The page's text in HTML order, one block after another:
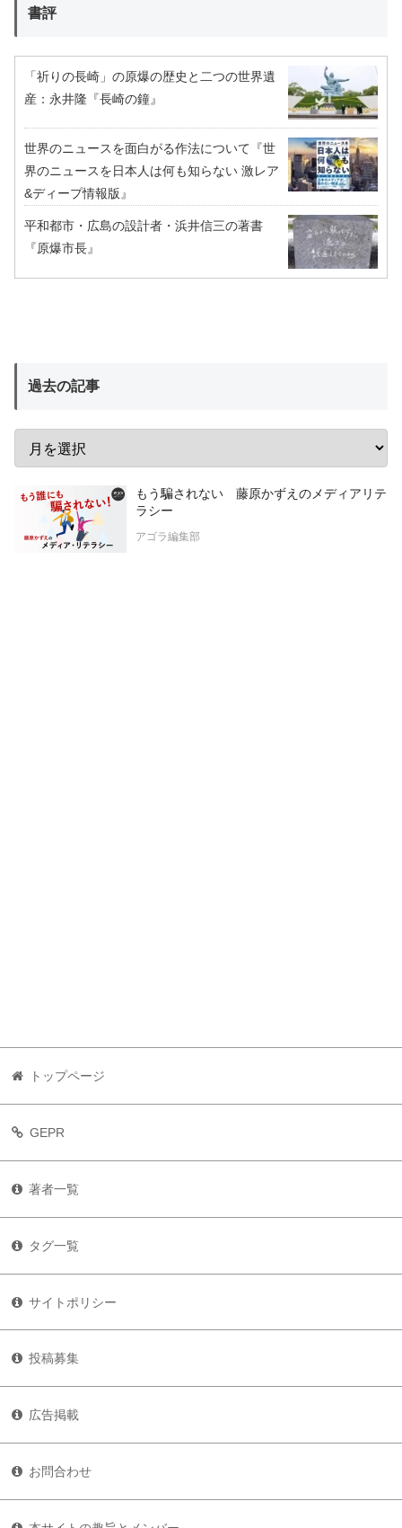
書評
「祈りの長崎」の原爆の歴史と二つの世界遺
産：永井隆『長崎の鐘』
世界のニュースを面白がる作法について『世
界のニュースを日本人は何も知らない 激レア
&ディープ情報版』
平和都市・広島の設計者・浜井信三の著書
『原爆市長』
過去の記事
もう騙されない 藤原かずえのメディアリテ
ラシー
アゴラ編集部
トップページ
GEPR
著者一覧
タグ一覧
サイトポリシー
投稿募集
広告掲載
お問合わせ